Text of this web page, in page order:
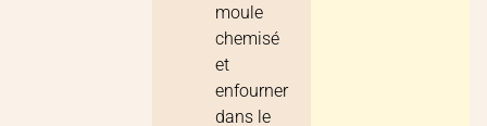
moule
chemisé
et
enfourner
dans le